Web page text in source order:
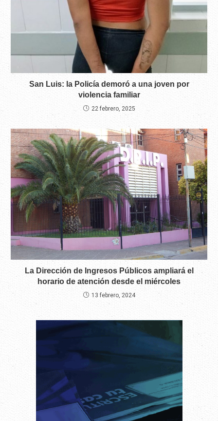
San Luis: la Policía demoró a una joven por
violencia familiar
22 febrero, 2025
La Dirección de Ingresos Públicos ampliará el
horario de atención desde el miércoles
13 febrero, 2024